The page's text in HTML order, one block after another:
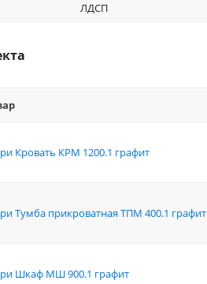
ЛДСП
Кровать КРМ 1200.1 графит
Тумба прикроватная ТПМ 400.1 графит
Шкаф МШ 900.1 графит